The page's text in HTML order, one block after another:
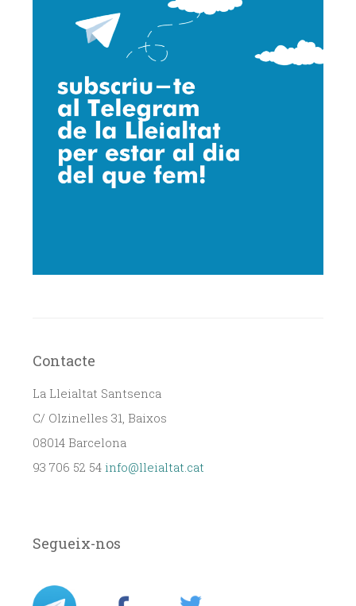
Contacte
La Lleialtat Santsenca
C/ Olzinelles 31, Baixos
08014 Barcelona
93 706 52 54 info@lleialtat.cat
Segueix-nos